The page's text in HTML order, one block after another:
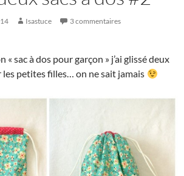
Isastuce 3 commentaires
« sac à dos pour garçon » j’ai glissé deux
les petites filles… on ne sait jamais